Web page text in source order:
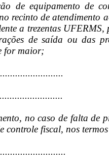
de equipamento de
recinto de atendimento
a trezentas
de saída ou das
for maior;
no caso de falta de
controle fiscal, nos